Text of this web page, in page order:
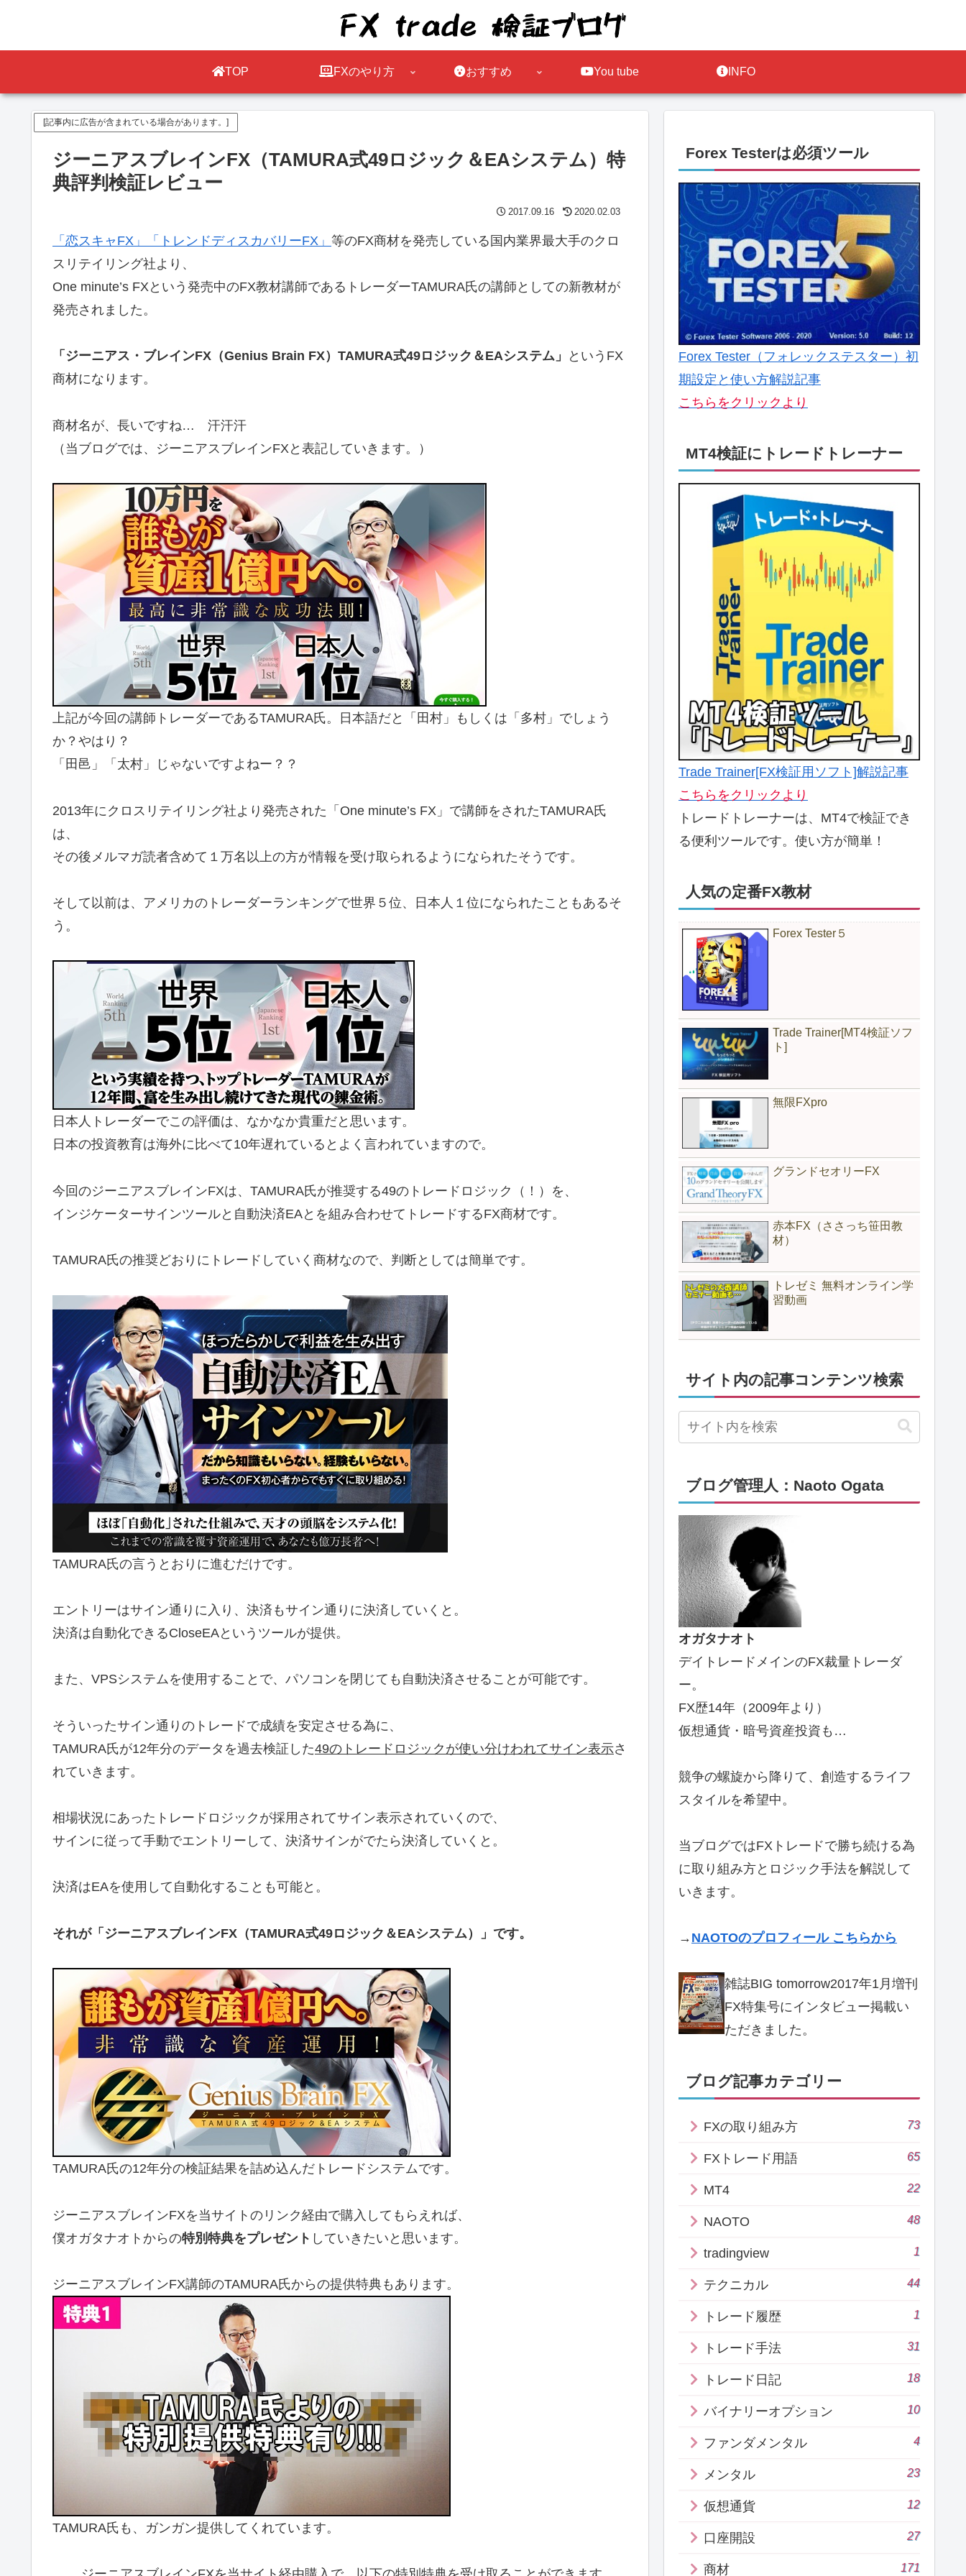
TOP FXのやり方 おすすめ You tube INFO
[記事内に広告が含まれている場合があります。]
ジーニアスブレインFX（TAMURA式49ロジック＆EAシステム）特
典評判検証レビュー
2017.09.16 2020.02.03
「恋スキャFX」 「トレンドディスカバリーFX」 等のFX商材を発売している国内業界最大手のクロ
スリテイリング社より、
One minute’s FXという発売中のFX教材講師であるトレーダーTAMURA氏の講師としての新教材が
発売されました。
「ジーニアス・ブレインFX（Genius Brain FX）TAMURA式49ロジック＆EAシステム」
というFX
商材になります。
商材名が、長いですね… 汗汗汗
（当ブログでは、ジーニアスブレインFXと表記していきます。）
上記が今回の講師トレーダーであるTAMURA氏。日本語だと「田村」もしくは「多村」でしょう
か？やはり？
「田邑」「太村」じゃないですよねー？？
2013年にクロスリテイリング社より発売された「One minute’s FX」で講師をされたTAMURA氏
は、
その後メルマガ読者含めて１万名以上の方が情報を受け取られるようになられたそうです。
そして以前は、アメリカのトレーダーランキングで世界５位、日本人１位になられたこともあるそ
う。
日本人トレーダーでこの評価は、なかなか貴重だと思います。
日本の投資教育は海外に比べて10年遅れているとよく言われていますので。
今回のジーニアスブレインFXは、TAMURA氏が推奨する49のトレードロジック（！）を、
インジケーターサインツールと自動決済EAとを組み合わせてトレードするFX商材です。
TAMURA氏の推奨どおりにトレードしていく商材なので、判断としては簡単です。
TAMURA氏の言うとおりに進むだけです。
エントリーはサイン通りに入り、決済もサイン通りに決済していくと。
決済は自動化できるCloseEAというツールが提供。
また、VPSシステムを使用することで、パソコンを閉じても自動決済させることが可能です。
そういったサイン通りのトレードで成績を安定させる為に、
TAMURA氏が12年分のデータを過去検証した49のトレードロジックが使い分けわれてサイン表示さ
れていきます。
相場状況にあったトレードロジックが採用されてサイン表示されていくので、
サインに従って手動でエントリーして、決済サインがでたら決済していくと。
決済はEAを使用して自動化することも可能と。
それが「ジーニアスブレインFX（TAMURA式49ロジック＆EAシステム）」です。
TAMURA氏の12年分の検証結果を詰め込んだトレードシステムです。
ジーニアスブレインFXを当サイトのリンク経由で購入してもらえれば、
僕オガタナオトからの特別特典をプレゼント していきたいと思います。
ジーニアスブレインFX講師のTAMURA氏からの提供特典もあります。
TAMURA氏も、ガンガン提供してくれています。
Forex Testerは必須ツール
Forex Tester（フォレックステスター）初
期設定と使い方解説記事
こちらをクリックより
MT4検証にトレードトレーナー
Trade Trainer[FX検証用ソフト]解説記事
こちらをクリックより
トレードトレーナーは、MT4で検証でき
る便利ツールです。使い方が簡単！
人気の定番FX教材
Forex Tester５
Trade Trainer[MT4検証ソフ
ト]
無限FXpro
グランドセオリーFX
赤本FX（ささっち笹田教
材）
トレゼミ 無料オンライン学
習動画
サイト内の記事コンテンツ検索
ブログ管理人：Naoto Ogata
オガタナオト
デイトレードメインのFX裁量トレーダ
ー。
FX歴14年（2009年より）
仮想通貨・暗号資産投資も…
競争の螺旋から降りて、創造するライフ
スタイルを希望中。
当ブログではFXトレードで勝ち続ける為
に取り組み方とロジック手法を解説して
いきます。
→ NAOTOのプロフィール こちらから
雑誌BIG tomorrow2017年1月増刊
FX特集号にインタビュー掲載い
ただきました。
ブログ記事カテゴリー
FXの取り組み方 73
FXトレード用語 65
MT4 22
NAOTO 48
tradingview 1
テクニカル 44
トレード履歴 1
トレード手法 31
トレード日記 18
バイナリーオプション 10
ファンダメンタル 4
メンタル 23
仮想通貨 12
口座開設 27
商材 171